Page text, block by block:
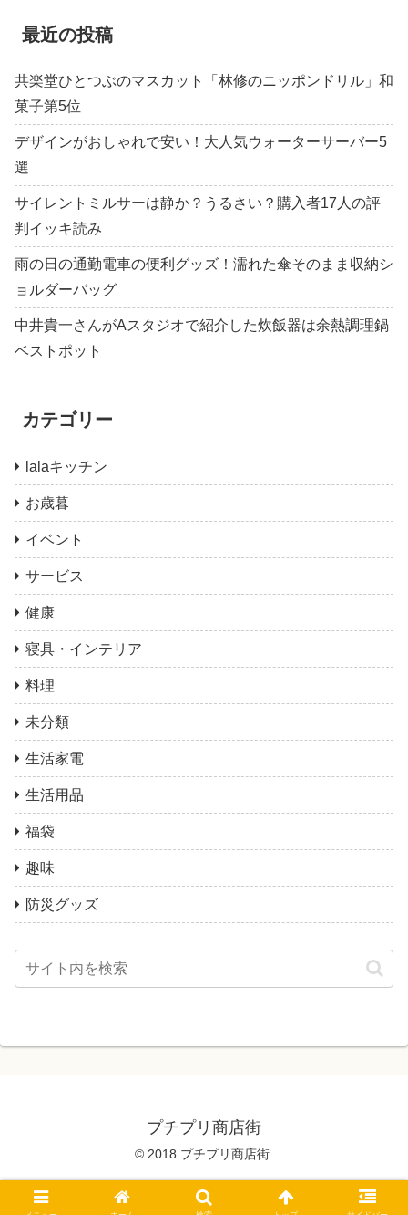
最近の投稿
共楽堂ひとつぶのマスカット「林修のニッポンドリル」和
菓子第5位
デザインがおしゃれで安い！大人気ウォーターサーバー5
選
サイレントミルサーは静か？うるさい？購入者17人の評
判イッキ読み
雨の日の通勤電車の便利グッズ！濡れた傘そのまま収納シ
ョルダーバッグ
中井貴一さんがAスタジオで紹介した炊飯器は余熱調理鍋
ベストポット
カテゴリー
lalaキッチン
お歳暮
イベント
サービス
健康
寝具・インテリア
料理
未分類
生活家電
生活用品
福袋
趣味
防災グッズ
プチプリ商店街
© 2018 プチプリ商店街.